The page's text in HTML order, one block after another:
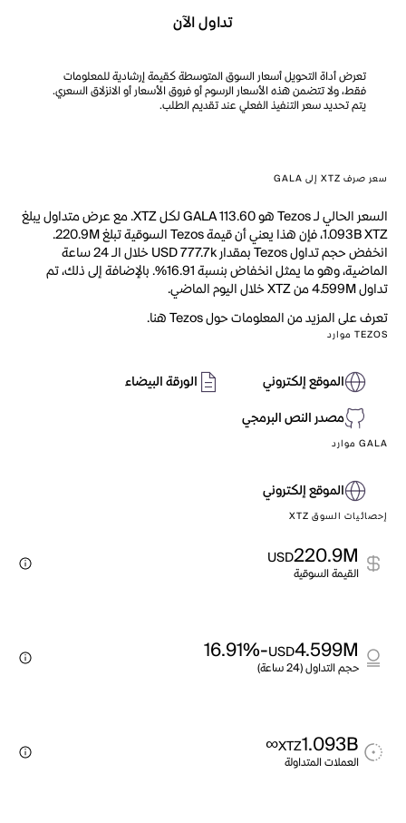
تداول الآن
تعرض أداة التحويل أسعار السوق المتوسطة كقيمة إرشادية للمعلومات
فقط، ولا تتضمن هذه الأسعار الرسوم أو فروق الأسعار أو الانزلاق السعري.
يتم تحديد سعر التنفيذ الفعلي عند تقديم الطلب.
سعر صرف XTZ إلى GALA
السعر الحالي لـ Tezos هو GALA 113.60 لكل XTZ. مع عرض متداول يبلغ
1.093B XTZ، فإن هذا يعني أن قيمة Tezos السوقية تبلغ 220.9M.
انخفض حجم تداول Tezos بمقدار USD 777.7k خلال الـ 24 ساعة
الماضية، وهو ما يمثل انخفاض بنسبة 16.91%. بالإضافة إلى ذلك، تم
تداول 4.599M من XTZ خلال اليوم الماضي.
تعرف على المزيد من المعلومات حول Tezos هنا.
TEZOS موارد
الموقع إلكتروني
الورقة البيضاء
مصدر النص البرمجي
GALA موارد
الموقع إلكتروني
إحصائيات السوق XTZ
220.9M
USD
القيمة السوقية
4.599M
USD
-16.91%
حجم التداول (24 ساعة)
1.093B
XTZ
∞
العملات المتداولة